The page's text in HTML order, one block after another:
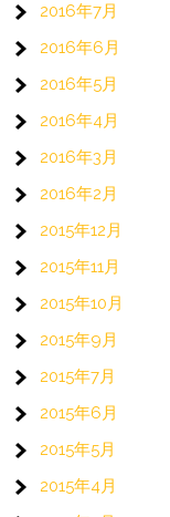
2016年7月
2016年6月
2016年5月
2016年4月
2016年3月
2016年2月
2015年12月
2015年11月
2015年10月
2015年9月
2015年7月
2015年6月
2015年5月
2015年4月